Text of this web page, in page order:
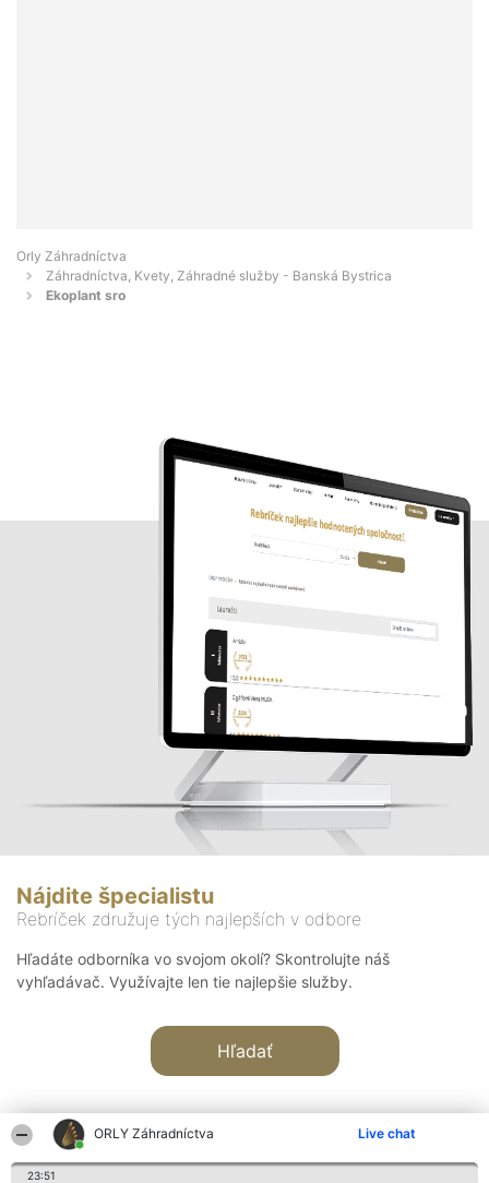
ORLY Záhradníctva Live chat
23:51
Orly Záhradníctva
Záhradníctva, Kvety, Záhradné služby - Banská Bystrica
Ekoplant sro
Nájdite špecialistu
Rebríček združuje tých najlepších v odbore
Hľadáte odborníka vo svojom okolí? Skontrolujte náš
vyhľadávač. Využívajte len tie najlepšie služby.
Hľadať